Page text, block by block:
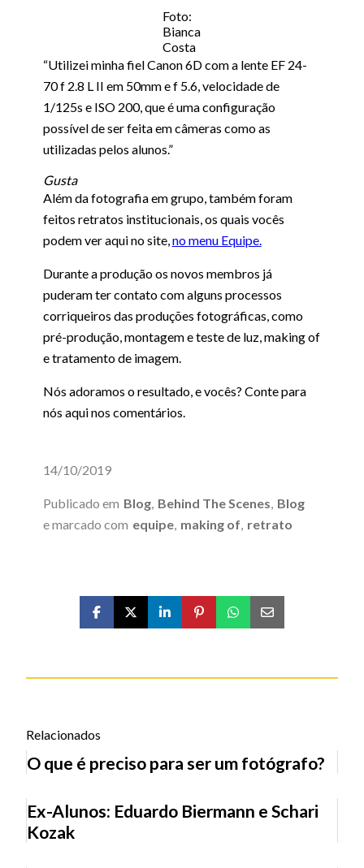
Foto:
Bianca
Costa
“Utilizei minha fiel Canon 6D com a lente EF 24-
70 f 2.8 L II em 50mm e f 5.6, velocidade de
1/125s e ISO 200, que é uma configuração
possível de ser feita em câmeras como as
utilizadas pelos alunos.”
Gusta
Além da fotografia em grupo, também foram
feitos retratos institucionais, os quais vocês
podem ver aqui no site, no menu Equipe.
Durante a produção os novos membros já
puderam ter contato com alguns processos
corriqueiros das produções fotográficas, como
pré-produção, montagem e teste de luz, making of
e tratamento de imagem.
Nós adoramos o resultado, e vocês? Conte para
nós aqui nos comentários.
14/10/2019
Publicado em Blog, Behind The Scenes Blog
e marcado com equipe, making of retrato
Relacionados
O que é preciso para ser um fotógrafo?
Ex-Alunos: Eduardo Biermann e Schari
Kozak